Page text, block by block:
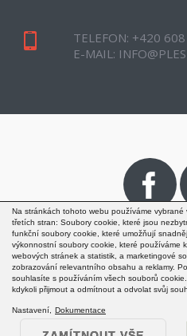
Na stránkách tohoto webu používáme
třetích stran: Soubory cookie, které jsou
funkční soubory cookie, které umožňují
výkonnostní soubory cookie, které používáme
webových stránek a statistik, a marketingové
zobrazování relevantního obsahu a reklamy.
souhlasíte s používáním všech souborů
kdykoli přijmout a odmítnout a odvolat svůj
Nastavení Dokumentace
TELEFON: +420
E-MAIL: